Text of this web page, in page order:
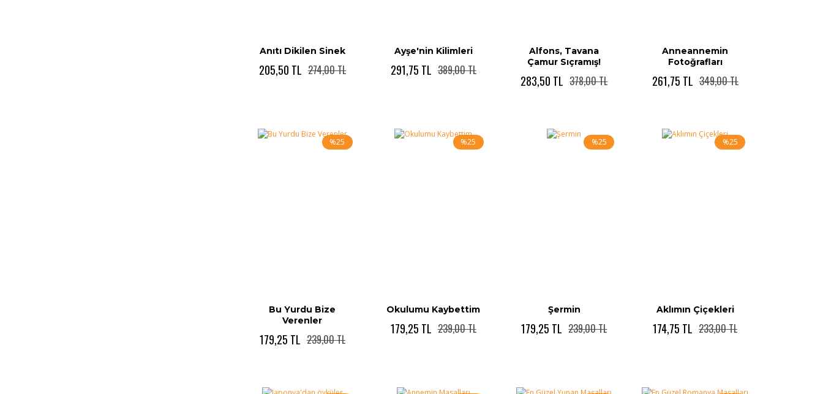
Anıtı Dikilen Sinek
205,50 TL 274,00 TL
Ayşe'nin Kilimleri
291,75 TL 389,00 TL
Alfons, Tavana
Çamur Sıçramış!
283,50 TL 378,00 TL
Anneannemin
Fotoğrafları
261,75 TL 349,00 TL
%25
Bu Yurdu Bize
Verenler
179,25 TL 239,00 TL
%25
Okulumu Kaybettim
179,25 TL 239,00 TL
%25
Şermin
179,25 TL 239,00 TL
%25
Aklımın Çiçekleri
174,75 TL 233,00 TL